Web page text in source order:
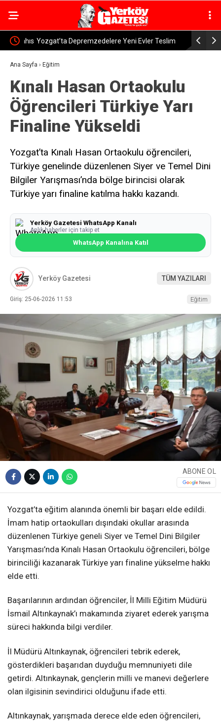
Yozgat’ta Depremzedelere Yeni Evler Teslim
Ediliyor
Ana Sayfa › Eğitim
Kınalı Hasan Ortaokulu
Öğrencileri Türkiye Yarı
Finaline Yükseldi
Yozgat’ta Kınalı Hasan Ortaokulu öğrencileri,
Türkiye genelinde düzenlenen Siyer ve Temel Dini
Bilgiler Yarışması’nda bölge birincisi olarak
Türkiye yarı finaline katılma hakkı kazandı.
Yerköy Gazetesi WhatsApp Kanalı
Anlık haberler için takip et
WhatsApp Kanalına Katıl
Yerköy Gazetesi TÜM YAZILARI
Giriş: 25-06-2026 11:53 Eğitim
ABONE OL
Yozgat’ta eğitim alanında önemli bir başarı elde edildi.
İmam hatip ortaokulları dışındaki okullar arasında
düzenlenen Türkiye geneli Siyer ve Temel Dini Bilgiler
Yarışması’nda Kınalı Hasan Ortaokulu öğrencileri, bölge
birinciliği kazanarak Türkiye yarı finaline yükselme hakkı
elde etti.
Başarılarının ardından öğrenciler, İl Milli Eğitim Müdürü
İsmail Altınkaynak’ı makamında ziyaret ederek yarışma
süreci hakkında bilgi verdiler.
İl Müdürü Altınkaynak, öğrencileri tebrik ederek,
gösterdikleri başarıdan duyduğu memnuniyeti dile
getirdi. Altınkaynak, gençlerin milli ve manevi değerlere
olan ilgisinin sevindirici olduğunu ifade etti.
Altınkaynak, yarışmada derece elde eden öğrencileri,